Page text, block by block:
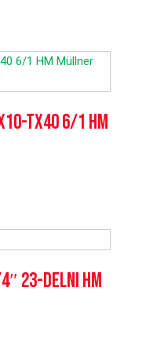
TX40 6/1 HM
23-delni HM